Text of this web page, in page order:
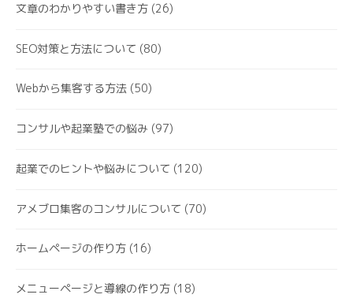
文章のわかりやすい書き方 (26)
SEO対策と方法について (80)
Webから集客する方法 (50)
コンサルや起業塾での悩み (97)
起業でのヒントや悩みについて (120)
アメブロ集客のコンサルについて (70)
ホームページの作り方 (16)
メニューページと導線の作り方 (18)